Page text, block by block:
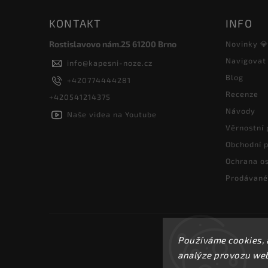
Používáme
analýze provozu
KONTAKT
Rostislavovo nám.25 61200 Brno
info@kapesni-noze.cz
+420774444281
+420541214375
Naše videa na Youtube
INFO
Novinky 💎
Navigovat
Blog
Recenze
Návody
Věrnostní
Obchodní
Ochrana